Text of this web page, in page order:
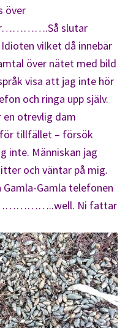
över
slutar
vilket då innebär
över nätet med bild
visa att jag inte hör
och ringa upp själv.
en otrevlig dam
för tillfället – försök
inte. Människan jag
och väntar på mig.
Gamla telefonen
Ni fattar